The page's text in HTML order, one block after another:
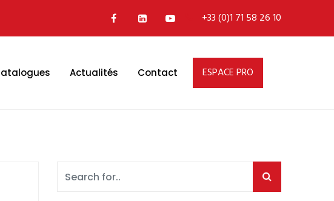
+33 (0)1 71 58 26 10
Actualités Contact ESPACE PRO